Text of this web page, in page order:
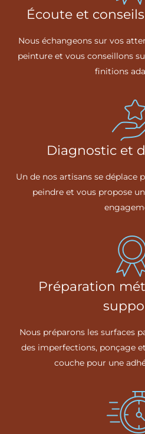
Écoute et
Nous échangeons sur vos
peinture et vous conseillons
finitions
Diagnostic et
Un de nos artisans se déplace
peindre et vous propose
Préparation
Nous préparons les surfaces
des imperfections, ponçage
couche pour une